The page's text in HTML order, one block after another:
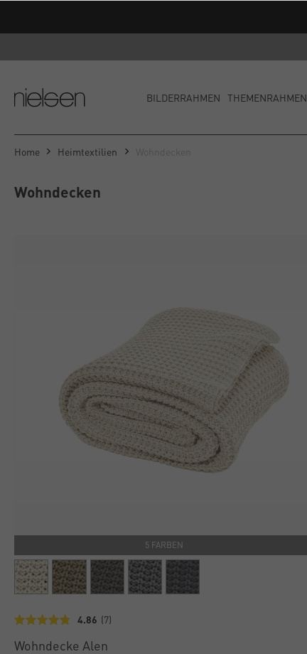
BILDERRAHMEN THEMENRAHMEN
Home Heimtextilien
Wohndecken
5 FARBEN
4.86 (7)
Wohndecke Alen